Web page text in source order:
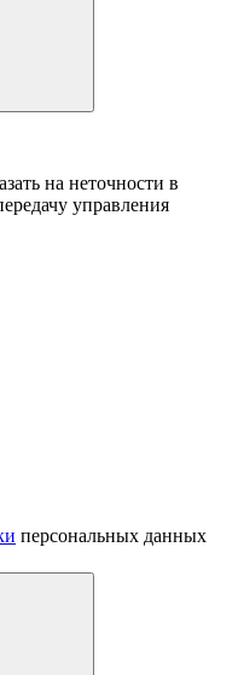
на неточности в
управления
персональных данных